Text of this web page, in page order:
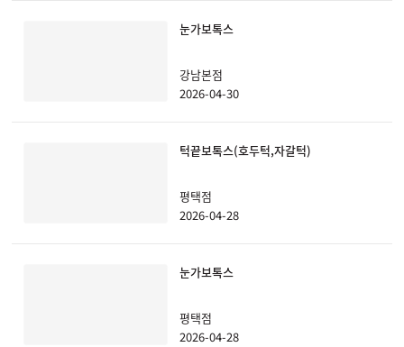
눈가보톡스
강남본점
2026-04-30
턱끝보톡스(호두턱,자갈턱)
평택점
2026-04-28
눈가보톡스
평택점
2026-04-28